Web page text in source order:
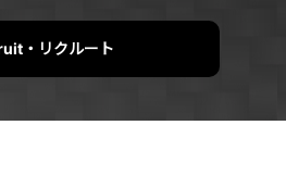
・リクルート